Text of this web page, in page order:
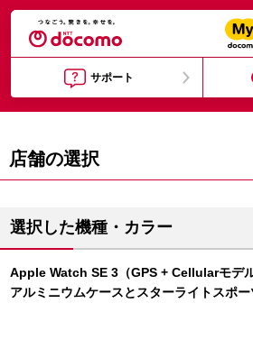
サポート
店舗の選択
選択した機種・カラー
Apple Watch SE 3（GPS + Cellularモデ
アルミニウムケースとスターライトスポ